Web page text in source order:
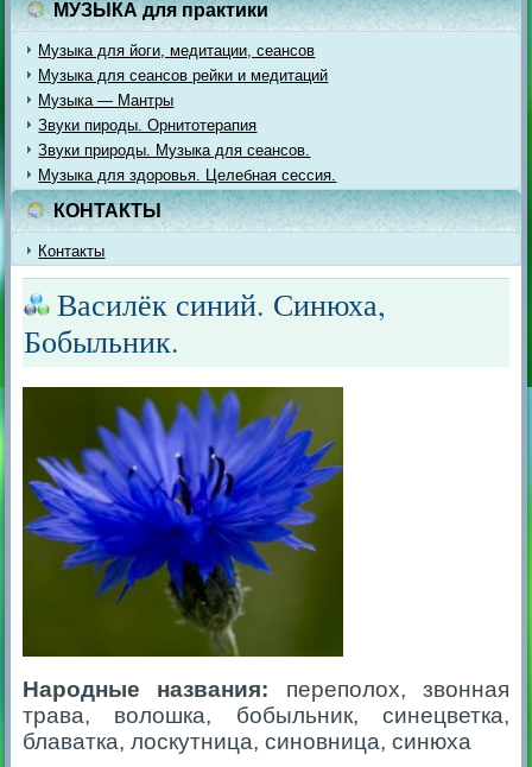
МУЗЫКА для практики
Музыка для йоги, медитации, сеансов
Музыка для сеансов рейки и медитаций
Музыка — Мантры
Звуки пироды. Орнитотерапия
Звуки природы. Музыка для сеансов.
Музыка для здоровья. Целебная сессия.
КОНТАКТЫ
Контакты
Василёк синий. Синюха,
Бобыльник.
Народные названия: переполох, звонная
трава, волошка, бобыльник, синецветка,
блаватка, лоскутница, синовница, синюха